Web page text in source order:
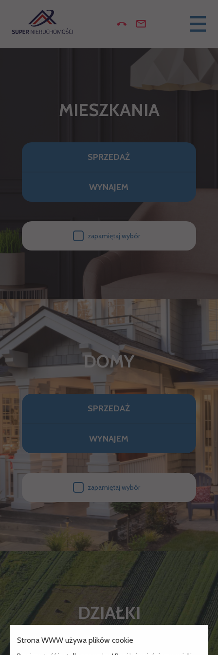
MIESZKANIA
SPRZEDAŻ
WYNAJEM
zapamiętaj wybór
DOMY
SPRZEDAŻ
WYNAJEM
zapamiętaj wybór
DZIAŁKI
Strona WWW używa plików cookie